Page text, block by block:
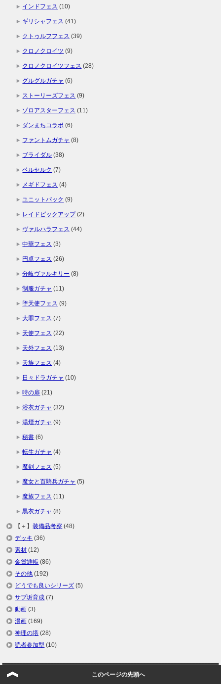
インドフェス (10)
ギリシャフェス (41)
クトゥルフフェス (39)
クロノクロイツ (9)
クロノクロイツフェス (28)
グルグルガチャ (6)
ストーリーズフェス (9)
ゾロアスターフェス (11)
ダンまちコラボ (6)
ファントムガチャ (8)
ブライダル (38)
ベルセルク (7)
メギドフェス (4)
ユニットパック (9)
レイドピックアップ(2)
ヴァルハラフェス (44)
中華フェス (3)
円卓フェス (26)
分岐ヴァルキリー (8)
制服ガチャ (11)
堕天使フェス (9)
大罪フェス (7)
天使フェス (22)
天外フェス (13)
天族フェス (4)
日々ドラガチャ (10)
時の扉 (21)
浴衣ガチャ (32)
湯煙ガチャ (9)
秘書 (6)
転生ガチャ (4)
魔剣フェス (5)
魔女と百騎兵ガチャ (5)
魔族フェス (11)
黒衣ガチャ (8)
【＋】装備品考察 (48)
デッキ (36)
素材 (12)
金貨通帳 (86)
その他 (192)
どうでも良いシリーズ (5)
サブ垢育成 (7)
動画 (3)
漫画 (169)
神理の塔 (28)
読者参加型 (10)
週間人気記事ＴＯＰ１０ このページの先頭へ